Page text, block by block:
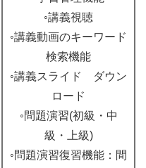
◦講義視聴
◦講義動画のキーワード
検索機能
◦講義スライド ダウン
ロード
◦問題演習(初級・中
級・上級)
◦問題演習復習機能：間